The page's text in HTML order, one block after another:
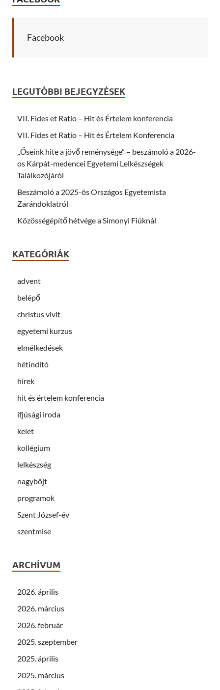
Facebook
LEGUTÓBBI BEJEGYZÉSEK
VII. Fides et Ratio – Hit és Értelem konferencia
VII. Fides et Ratio – Hit és Értelem Konferencia
„Őseink hite a jövő reménysége” – beszámoló a 2026-
os Kárpát-medencei Egyetemi Lelkészségek
Találkozójáról
Beszámoló a 2025-ös Országos Egyetemista
Zarándoklatról
Közösségépítő hétvége a Simonyi Fiúknál
KATEGÓRIÁK
advent
belépő
christus vivit
egyetemi kurzus
elmélkedések
hétindító
hírek
hit és értelem konferencia
ifjúsági iroda
kelet
kollégium
lelkészség
nagyböjt
programok
Szent József-év
szentmise
ARCHÍVUM
2026. április
2026. március
2026. február
2025. szeptember
2025. április
2025. március